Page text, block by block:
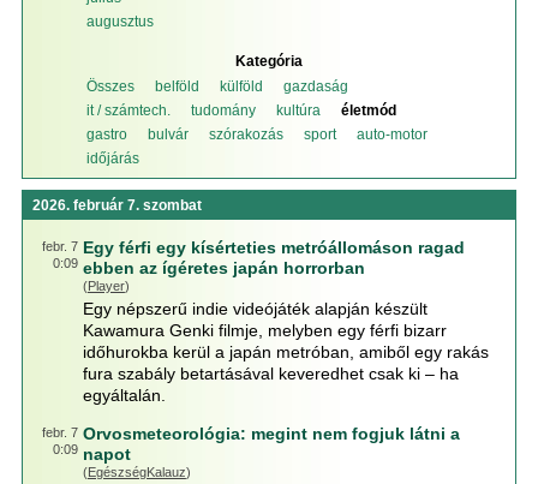
augusztus
Kategória
Összes
belföld külföld
gazdaság
it / számtech.
tudomány kultúra
életmód
gastro
bulvár szórakozás sport
auto-motor
időjárás
2026. február 7. szombat
febr. 7
0:09
Egy férfi egy kísérteties metróállomáson ragad
ebben az ígéretes japán horrorban
(Player)
Egy népszerű indie videójáték alapján készült
Kawamura Genki filmje, melyben egy férfi bizarr
időhurokba kerül a japán metróban, amiből egy rakás
fura szabály betartásával keveredhet csak ki – ha
egyáltalán.
febr. 7
0:09
Orvosmeteorológia: megint nem fogjuk látni a
napot
(EgészségKalauz)